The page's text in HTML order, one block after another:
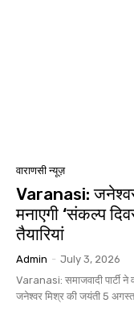
वाराणसी न्यूज़
Varanasi:
मनाएगी ‘संकल्प
तैयारियां
Admin - July 3, 2026
Varanasi: समाजवादी पार्टी ने
जनेश्वर मिश्र की जयंती 5 अगस्त